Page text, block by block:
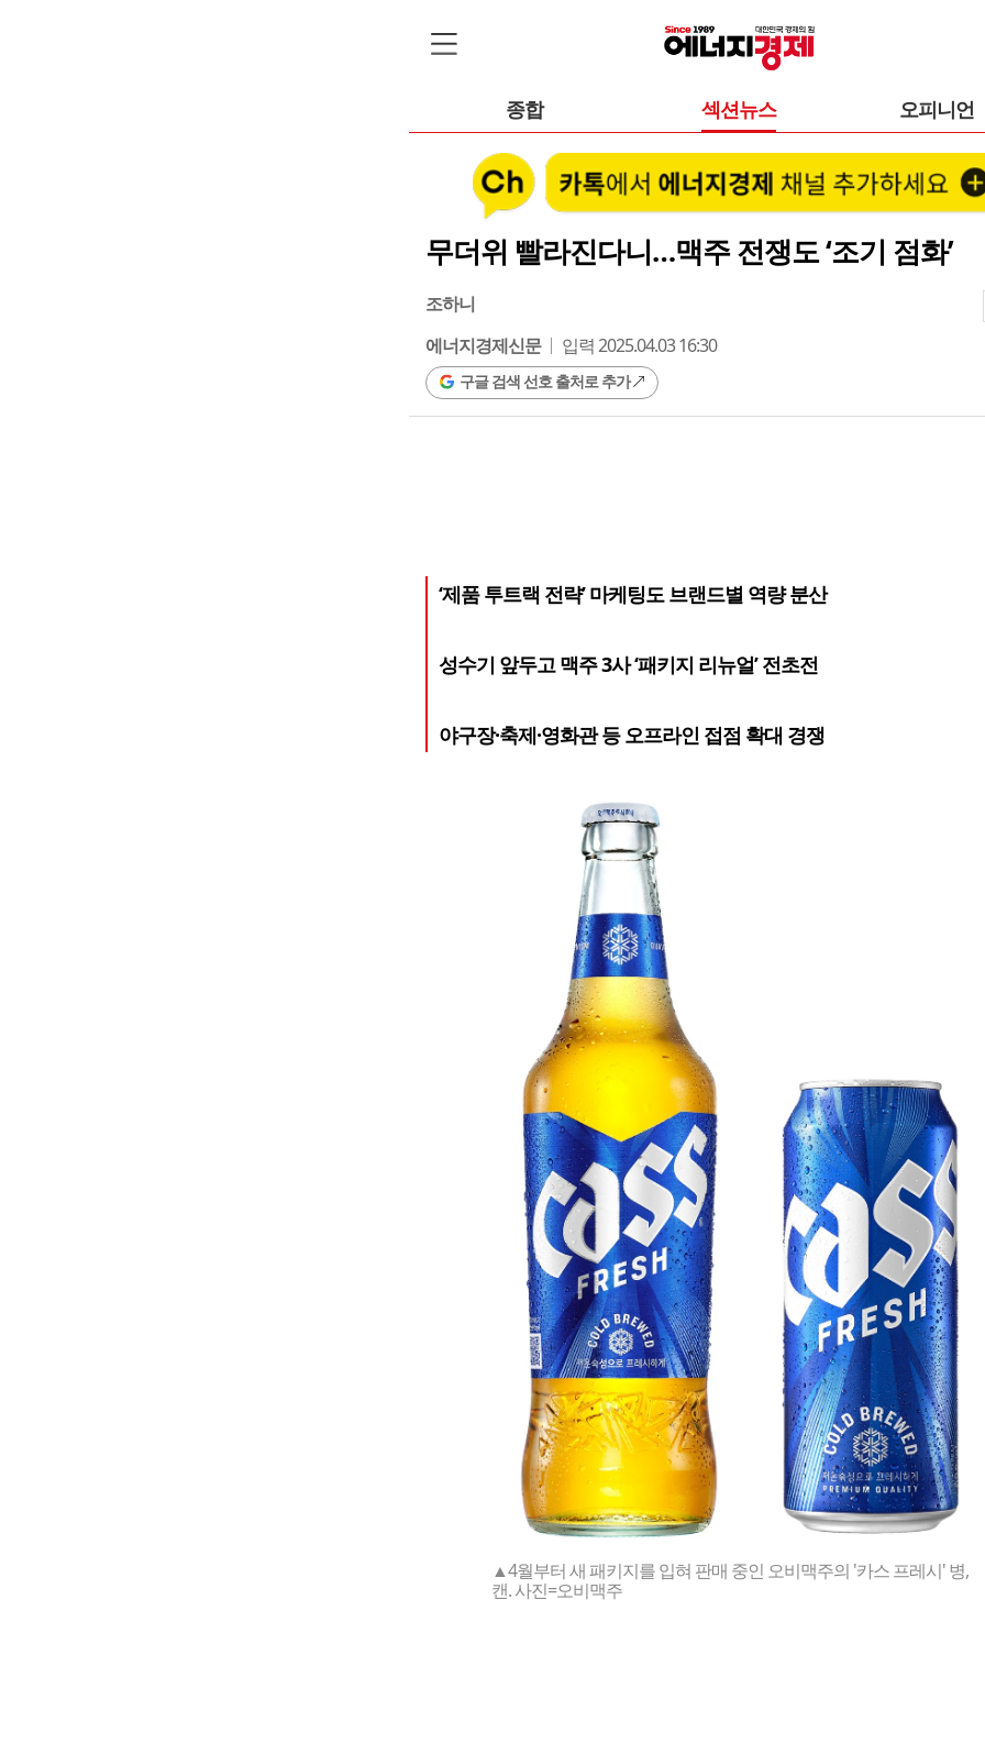
종합 섹션뉴스 오피니언
무더위 빨라진다니…맥주 전쟁도 ‘조기 점화’
조하니
에너지경제신문
입력 2025.04.03 16:30
구글 검색 선호 출처로 추가
‘제품 투트랙 전략’ 마케팅도 브랜드별 역량 분산
성수기 앞두고 맥주 3사 ‘패키지 리뉴얼’ 전초전
야구장·축제·영화관 등 오프라인 접점 확대 경쟁
▲4월부터 새 패키지를 입혀 판매 중인 오비맥주의 '카스 프레시' 병,
캔. 사진=오비맥주